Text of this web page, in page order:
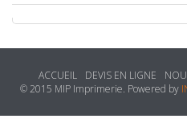
ACCUEIL DEVIS EN LIGNE
© 2015 MIP Imprimerie. Powered by